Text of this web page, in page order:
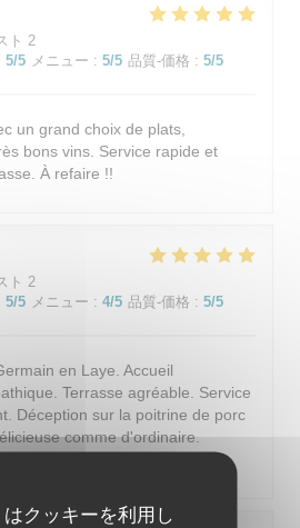
クッキーを利用し
ト 2
5/5 メニュー : 5/5 品質-価格 : 5/5
un grand choix de plats,
bons vins. Service rapide et
À refaire !!
ト 2
5/5 メニュー : 4/5 品質-価格 : 5/5
en Laye. Accueil
Terrasse agréable. Service
Déception sur la poitrine de porc
comme d'ordinaire.